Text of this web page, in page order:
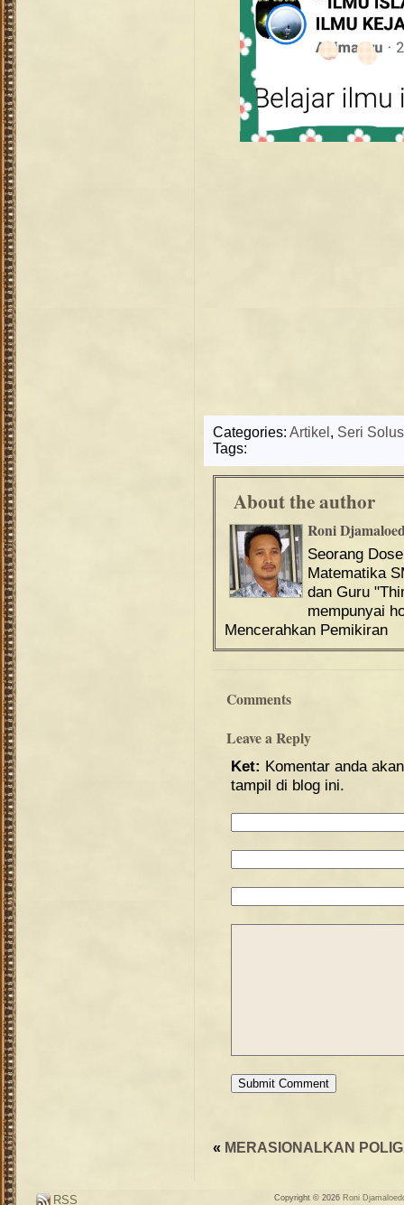
Categories: Artikel , Seri
Tags:
About the author
Roni
Seorang
Matematika
dan Guru
mempunyai
Mencerahkan Pemikiran
Comments
Leave a Reply
Ket: Komentar anda
tampil di blog ini.
« MERASIONALKAN
Copyright © 2026 Roni
RSS